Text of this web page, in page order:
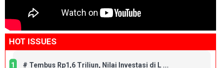
HOT ISSUES
1 # Tembus Rp1,6 Triliun, Nilai Investasi di L ...